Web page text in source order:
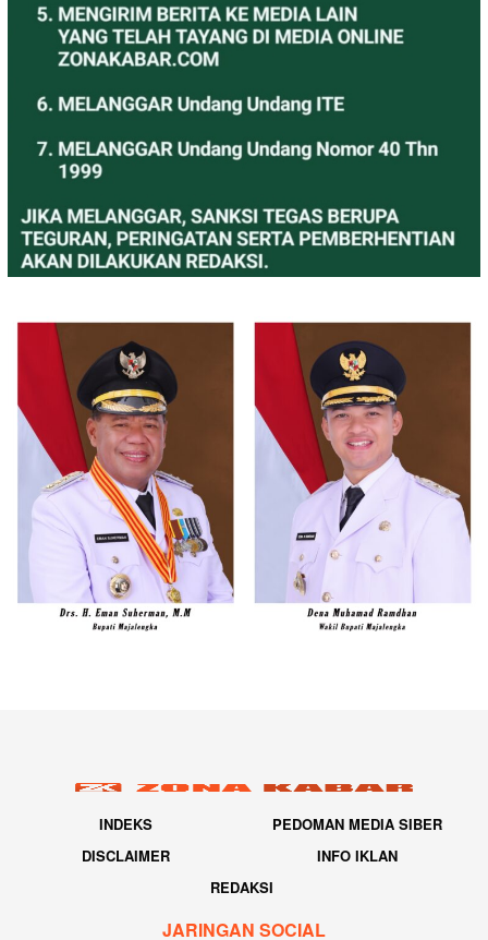
INDEKS
PEDOMAN MEDIA SIBER
DISCLAIMER
INFO IKLAN
REDAKSI
JARINGAN SOCIAL